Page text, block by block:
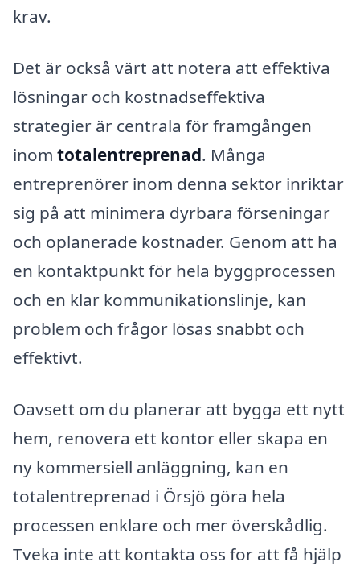
krav.
Det är också värt att notera att effektiva
lösningar och kostnadseffektiva
strategier är centrala för framgången
inom totalentreprenad. Många
entreprenörer inom denna sektor inriktar
sig på att minimera dyrbara förseningar
och oplanerade kostnader. Genom att ha
en kontaktpunkt för hela byggprocessen
och en klar kommunikationslinje, kan
problem och frågor lösas snabbt och
effektivt.
Oavsett om du planerar att bygga ett nytt
hem, renovera ett kontor eller skapa en
ny kommersiell anläggning, kan en
totalentreprenad i Örsjö göra hela
processen enklare och mer överskådlig.
Tveka inte att kontakta oss for att få hjälp